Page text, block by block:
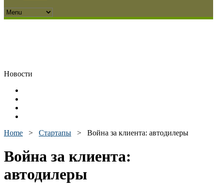
Новости
Home > Стартапы > Война за клиента: автодилеры
Война за клиента:
автодилеры